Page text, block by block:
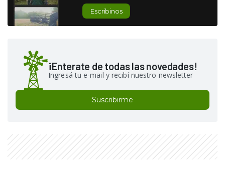
Escribinos
¡Enterate de todas las novedades!
Ingresá tu e-mail y recibí nuestro newsletter
Suscribirme